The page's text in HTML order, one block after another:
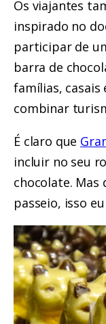
Os viajantes
inspirado no
participar de
barra de
famílias, casais
combinar
É claro que
incluir no seu
chocolate. Mas
passeio, isso